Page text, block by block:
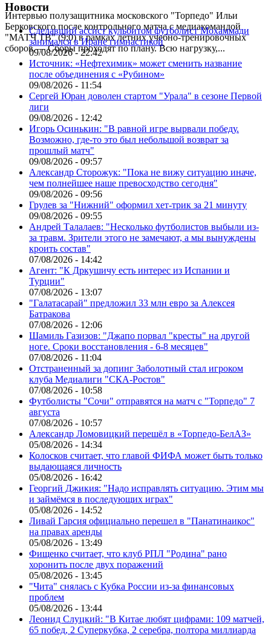
Интервью полузащитника московского "Торпедо" Ильи
Берковского после контрольного матча с медиакомандой
"МАТЧ ТВ" (9:0) в рамках летних учебно-тренировочных
сборов.— Сборы проходят по плану. Всю нагрузку,...
Новости
Сделавший ассист кульбитом футболист Мохаммади
занимался в Иране гимнастикой
09/08/2026 - 22:42
Источник: «Нефтехимик» может сменить название
после объединения с «Рубином»
09/08/2026 - 11:54
Сергей Юран доволен стартом "Урала" в сезоне Первой
лиги
09/08/2026 - 12:42
Игорь Осинькин: "В равной игре вырвали победу.
Возможно, где-то это был небольшой возврат за
прошлый матч"
09/08/2026 - 09:57
Александр Сторожук: "Пока не вижу ситуацию иначе,
чем полнейшее наше превосходство сегодня"
09/08/2026 - 09:56
Грулев за "Нижний" оформил хет-трик за 21 минуту
09/08/2026 - 09:55
Андрей Талалаев: "Несколько футболистов выбыли из-
за травм. Зрители этого не замечают, а мы вынуждены
кроить состав"
07/08/2026 - 14:42
Агент: "К Дркушичу есть интерес из Испании и
Турции"
07/08/2026 - 13:07
"Галатасарай" предложил 33 млн евро за Алексея
Батракова
07/08/2026 - 12:06
Шамиль Газизов: "Джапо порвал "кресты" на другой
ноге. Сроки восстановления - 6-8 месяцев"
07/08/2026 - 11:04
Отстраненный за допинг Заболотный стал игроком
клуба Медиалиги "СКА-Ростов"
07/08/2026 - 10:58
Футболисты "Сочи" отправятся на матч с "Торпедо" 7
августа
07/08/2026 - 10:57
Александр Ломовицкий перешёл в «Торпедо-БелАЗ»
05/08/2026 - 14:34
Колосков считает, что главой ФИФА может быть только
выдающаяся личность
05/08/2026 - 16:42
Георгий Джикия: "Надо исправлять ситуацию. Этим мы
и займёмся в последующих играх"
05/08/2026 - 14:52
Ливай Гарсия официально перешел в "Панатинаикос"
на правах аренды
05/08/2026 - 13:49
Фищенко считает, что клуб РПЛ "Родина" рано
хоронить после двух поражений
05/08/2026 - 13:45
"Чита" снялась с Кубка России из-за финансовых
проблем
05/08/2026 - 13:44
Леонид Слуцкий: "В Китае любят цифрами: 109 матчей,
65 побед, 2 Суперкубка, 2 серебра, полтора миллиарда